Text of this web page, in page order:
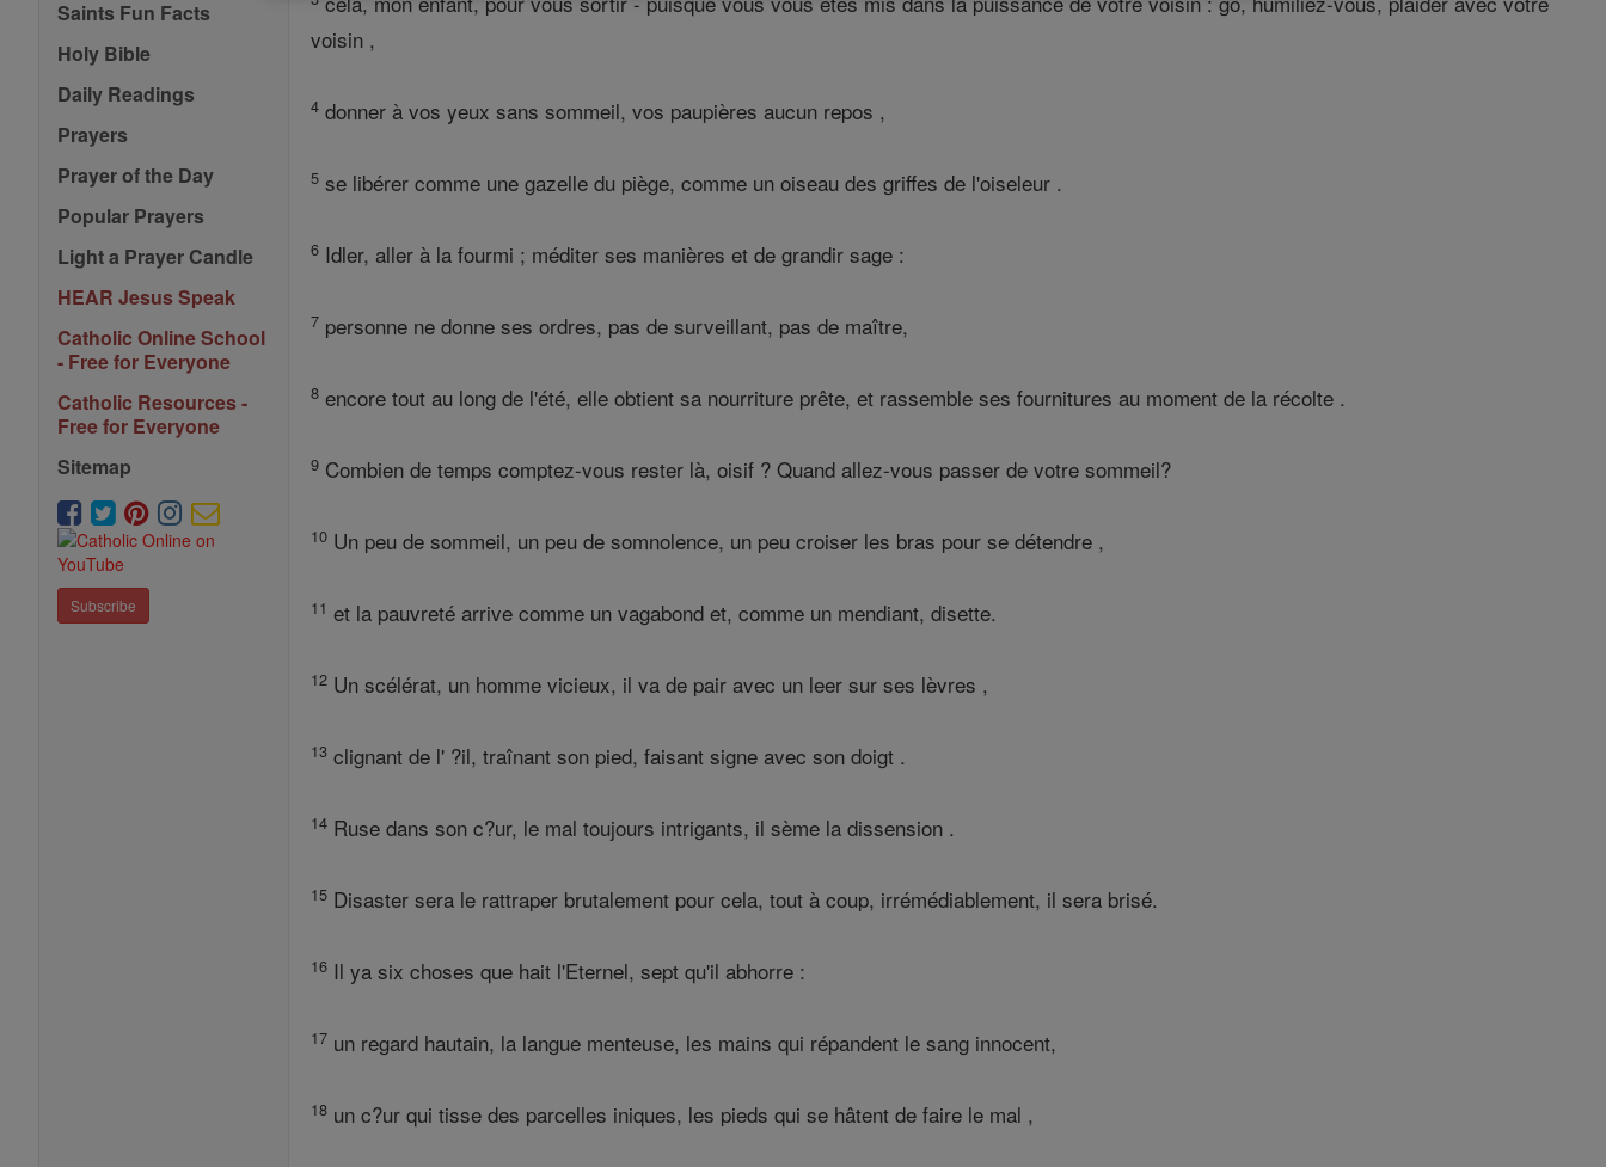
Saints Fun Facts
Holy Bible
Daily Readings
Prayers
Prayer of the Day
Popular Prayers
Light a Prayer Candle
HEAR Jesus Speak
Catholic Online School
- Free for Everyone
Catholic Resources -
Free for Everyone
Sitemap
Subscribe
voisin ,
4 donner à vos yeux sans sommeil, vos paupières aucun repos ,
5 se libérer comme une gazelle du piège, comme un oiseau des griffes de l'oiseleur .
6 Idler, aller à la fourmi ; méditer ses manières et de grandir sage :
7 personne ne donne ses ordres, pas de surveillant, pas de maître,
8 encore tout au long de l'été, elle obtient sa nourriture prête, et rassemble ses fournitures au moment de la récolte .
9 Combien de temps comptez-vous rester là, oisif ? Quand allez-vous passer de votre sommeil?
10 Un peu de sommeil, un peu de somnolence, un peu croiser les bras pour se détendre ,
11 et la pauvreté arrive comme un vagabond et, comme un mendiant, disette.
12 Un scélérat, un homme vicieux, il va de pair avec un leer sur ses lèvres ,
13 clignant de l' ?il, traînant son pied, faisant signe avec son doigt .
14 Ruse dans son c?ur, le mal toujours intrigants, il sème la dissension .
15 Disaster sera le rattraper brutalement pour cela, tout à coup, irrémédiablement, il sera brisé.
16 Il ya six choses que hait l'Eternel, sept qu'il abhorre :
17 un regard hautain, la langue menteuse, les mains qui répandent le sang innocent,
18 un c?ur qui tisse des parcelles iniques, les pieds qui se hâtent de faire le mal ,